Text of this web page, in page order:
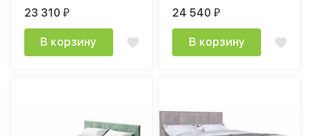
основанием
23 310₽
В корзину
подъемным механизмом
24 540₽
В корзину